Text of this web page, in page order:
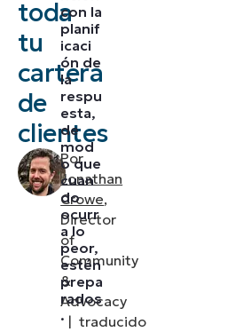
toda
tu
cartera
de
clientes
Por
Jonathan
Crowe,
Director
of
Community
&
Advocacy
|traducido
y
3) Elabora
operativos
estándares
(SOP)
Prepárate
para el
cribado
con la
planif
icaci
ón de
la
respu
esta,
de
mod
o que
cuan
do
ocurr
a lo
peor,
estén
prepa
rados
.